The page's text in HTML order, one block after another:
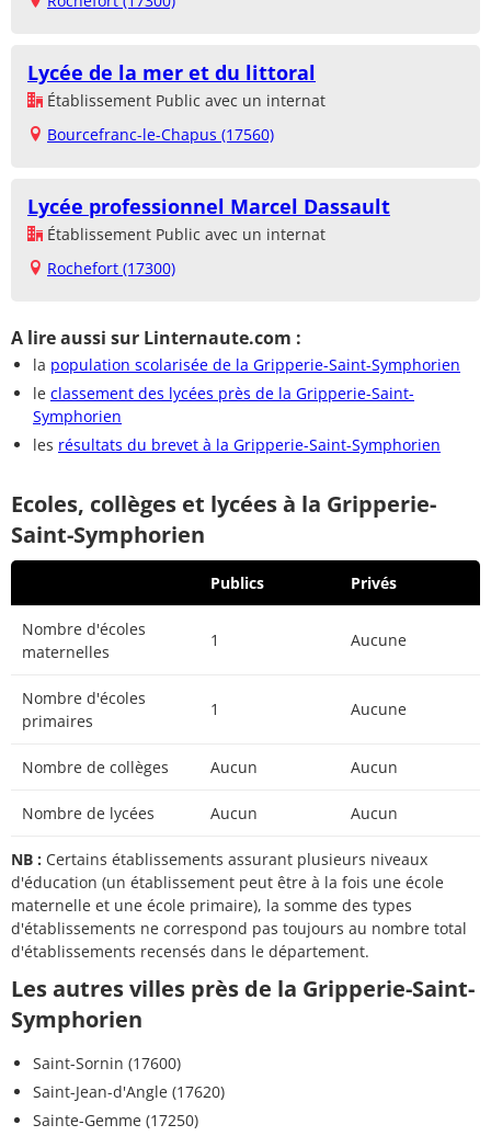
Lycée de la mer et du littoral
Établissement Public avec un internat
Bourcefranc-le-Chapus (17560)
Lycée professionnel Marcel Dassault
Établissement Public avec un internat
Rochefort (17300)
A lire aussi sur Linternaute.com :
la population scolarisée de la Gripperie-Saint-Symphorien
le classement des lycées près de la Gripperie-Saint-
Symphorien
les résultats du brevet à la Gripperie-Saint-Symphorien
Ecoles, collèges et lycées à la Gripperie-
Saint-Symphorien
Publics Privés
Nombre d'écoles
maternelles
1 Aucune
Nombre d'écoles
primaires
1 Aucune
Nombre de collèges Aucun Aucun
Nombre de lycées Aucun Aucun
NB : Certains établissements assurant plusieurs niveaux
d'éducation (un établissement peut être à la fois une école
maternelle et une école primaire), la somme des types
d'établissements ne correspond pas toujours au nombre total
d'établissements recensés dans le département.
Les autres villes près de la Gripperie-Saint-
Symphorien
Saint-Sornin (17600)
Saint-Jean-d'Angle (17620)
Sainte-Gemme (17250)